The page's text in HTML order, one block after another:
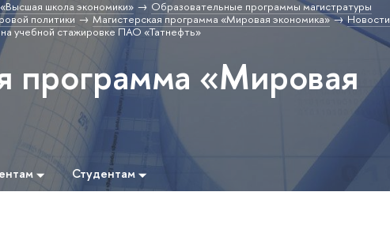
школа экономики»
Образовательные программы магистратуры
политики Магистерская программа «Мировая экономика» Новости
учебной стажировке ПАО «Татнефть»
программа «Мировая
Студентам